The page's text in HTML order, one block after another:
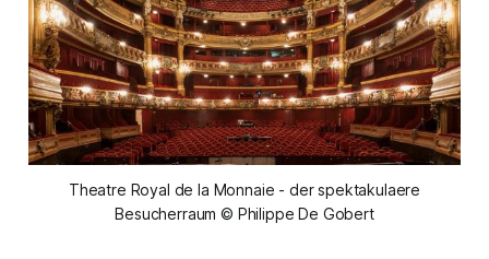
Theatre Royal de la Monnaie - der spektakulaere
Besucherraum © Philippe De Gobert